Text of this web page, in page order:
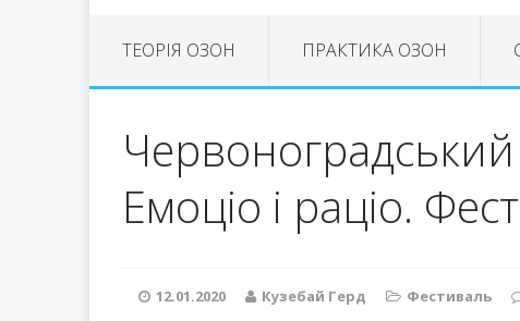
ТЕОРІЯ ОЗОН ПРАКТИКА ОЗОН
Емоціо і раціо.
12.01.2020 Кузебай Герд Фестиваль